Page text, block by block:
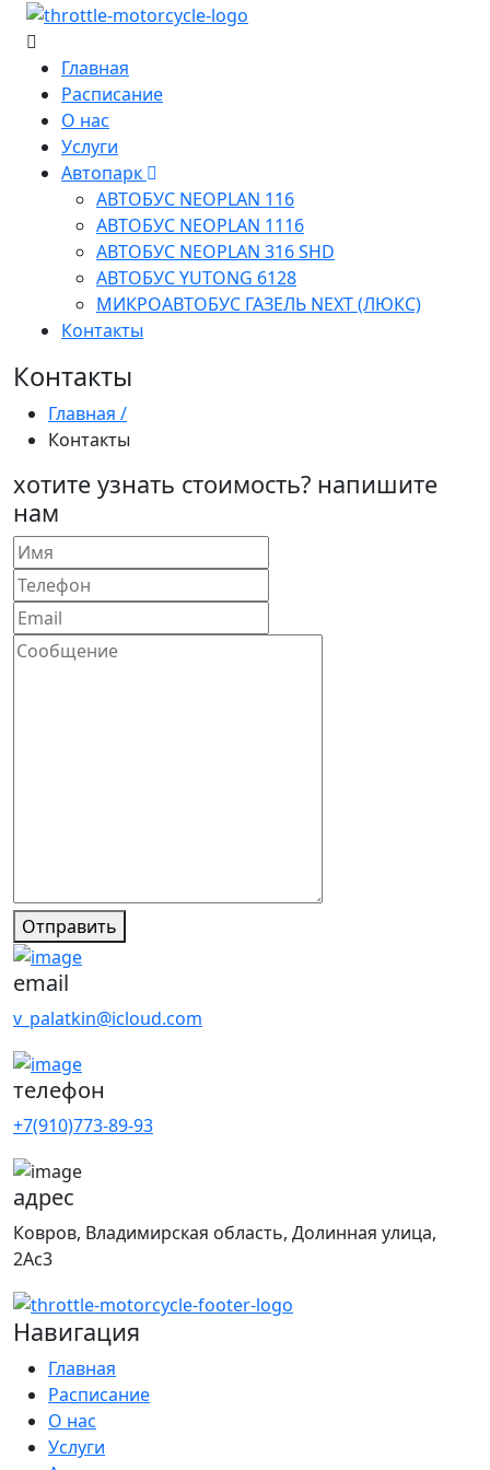
Главная
Расписание
О нас
Услуги
Автопарк
АВТОБУС NEOPLAN 116
АВТОБУС NEOPLAN 1116
АВТОБУС NEOPLAN 316 SHD
АВТОБУС YUTONG 6128
МИКРОАВТОБУС ГАЗЕЛЬ NEXT (ЛЮКС)
Контакты
Контакты
Главная /
Контакты
хотите узнать стоимость? напишите
нам
Отправить
email
v_palatkin@icloud.com
телефон
+7(910)773-89-93
адрес
Ковров, Владимирская область, Долинная улица,
2Ас3
Навигация
Главная
Расписание
О нас
Услуги